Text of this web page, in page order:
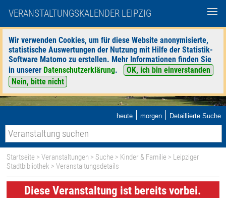
VERANSTALTUNGSKALENDER LEIPZIG
Wir verwenden Cookies, um für diese Website anonymisierte,
statistische Auswertungen der Nutzung mit Hilfe der Statistik-
Software Matomo zu erstellen. Mehr Informationen finden Sie
in unserer Datenschutzerklärung.
OK, ich bin einverstanden
Nein, bitte nicht
heute | morgen | Detaillierte Suche
Startseite >Veranstaltungen > Suche > Kinder & Familie > Leipziger
Stadtbibliothek > Veranstaltungsdetails
Diese Veranstaltung ist bereits vorbei.